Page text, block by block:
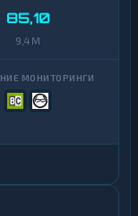
85,10
9,4 M